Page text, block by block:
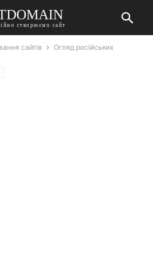
створюємо сайт
сайтів
Огляд російських